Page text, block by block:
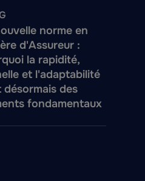
norme en
d'Assureur :
la rapidité,
et l'adaptabilité
désormais des
fondamentaux